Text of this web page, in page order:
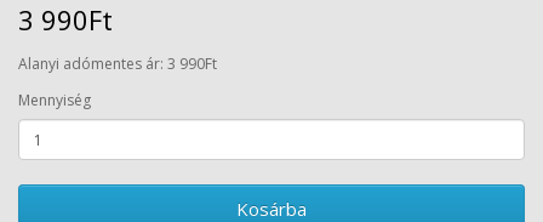
3 990Ft
Alanyi adómentes ár: 3 990Ft
Mennyiség
Kosárba